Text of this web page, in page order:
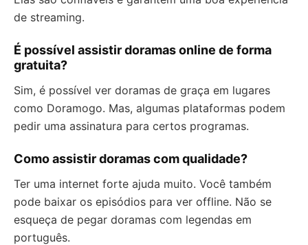
de streaming.
É possível assistir doramas online de forma
gratuita?
Sim, é possível ver doramas de graça em lugares
como Doramogo. Mas, algumas plataformas podem
pedir uma assinatura para certos programas.
Como assistir doramas com qualidade?
Ter uma internet forte ajuda muito. Você também
pode baixar os episódios para ver offline. Não se
esqueça de pegar doramas com legendas em
português.